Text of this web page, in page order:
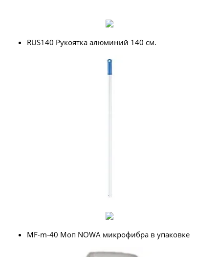
RUS140 Рукоятка алюминий 140 см.
MF-m-40 Моп NOWA микрофибра в упаковке